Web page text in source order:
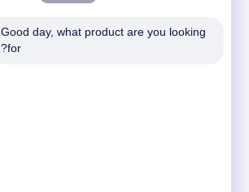
Good day, what product are you looking
for?